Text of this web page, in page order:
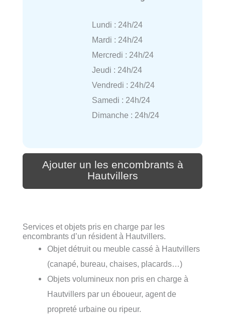
Lundi : 24h/24
Mardi : 24h/24
Mercredi : 24h/24
Jeudi : 24h/24
Vendredi : 24h/24
Samedi : 24h/24
Dimanche : 24h/24
Ajouter un les encombrants à
Hautvillers
Services et objets pris en charge par les
encombrants d’un résident à Hautvillers.
Objet détruit ou meuble cassé à Hautvillers
(canapé, bureau, chaises, placards…)
Objets volumineux non pris en charge à
Hautvillers par un éboueur, agent de
propreté urbaine ou ripeur.